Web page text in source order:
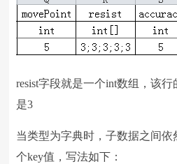
resist字段就是一个int数组，该
是3
当类型为字典时，子数据之间
个key值，写法如下：